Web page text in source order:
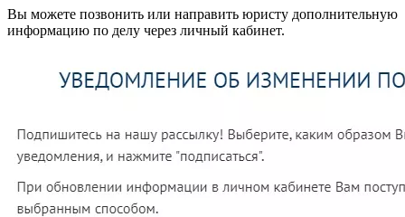
Вы можете позвонить или направить юристу дополнительную
информацию по делу через личный кабинет.